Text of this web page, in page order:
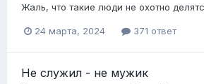
Жаль, что такие люди не охотно
24 марта, 2024 371 ответ
Не служил - не мужик